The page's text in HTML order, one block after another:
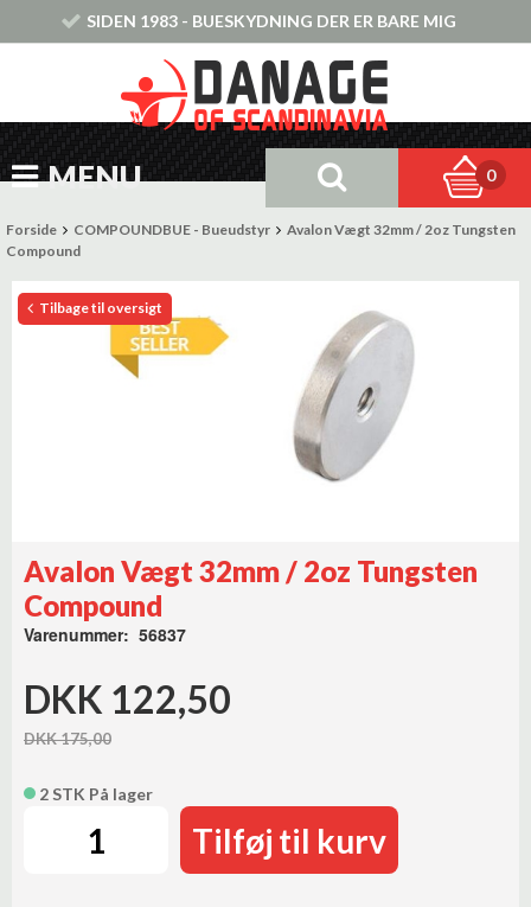
SIDEN 1983 - BUESKYDNING DER ER BARE MIG
MENU 0
Forside COMPOUNDBUE - Bueudstyr
Avalon Vægt 32mm / 2oz Tungsten
Compound
Tilbage til oversigt
Tilbud
Avalon Vægt 32mm / 2oz Tungsten
Compound
Varenummer: 56837
DKK 122,50
DKK 175,00
2 STK På lager
Tilføj til kurv